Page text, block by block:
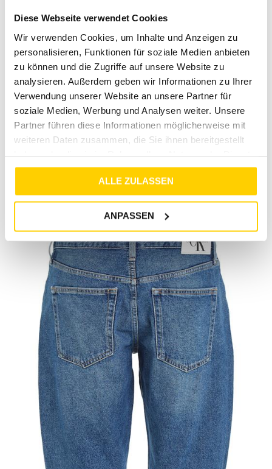
Diese Webseite verwendet Cookies
Wir verwenden Cookies, um Inhalte und Anzeigen zu
personalisieren, Funktionen für soziale Medien anbieten
zu können und die Zugriffe auf unsere Website zu
analysieren. Außerdem geben wir Informationen zu Ihrer
Verwendung unserer Website an unsere Partner für
soziale Medien, Werbung und Analysen weiter. Unsere
Partner führen diese Informationen möglicherweise mit
weiteren Daten zusammen, die Sie ihnen bereitgestellt
gesammelt haben.
ALLE ZULASSEN
ANPASSEN
Entdecke die neuesten Trends und finde deinen
individuellen Style bei Tara-M.
Worauf wartest du noch? Hol dir jetzt deine REGULAR
SHORT Denim und erlebe unvergleichlichen Komfort und
Stil!
RETOURE / REKLAMATION